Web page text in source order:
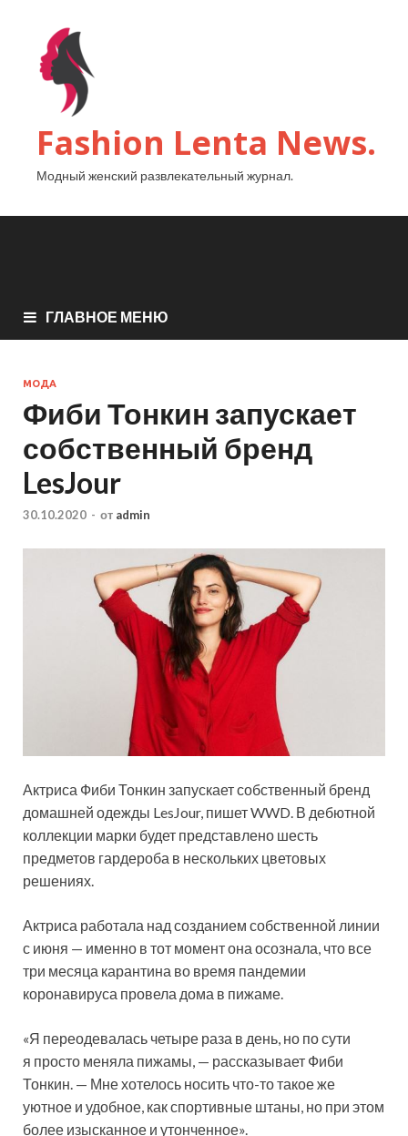
Fashion Lenta News.
Модный женский развлекательный журнал.
ГЛАВНОЕ МЕНЮ
МОДА
Фиби Тонкин запускает
собственный бренд
LesJour
30.10.2020 - от admin
Актриса Фиби Тонкин запускает собственный бренд
домашней одежды LesJour, пишет WWD. В дебютной
коллекции марки будет представлено шесть
предметов гардероба в нескольких цветовых
решениях.
Актриса работала над созданием собственной линии
с июня — именно в тот момент она осознала, что все
три месяца карантина во время пандемии
коронавируса провела дома в пижаме.
«Я переодевалась четыре раза в день, но по сути
я просто меняла пижамы, — рассказывает Фиби
Тонкин. — Мне хотелось носить что-то такое же
уютное и удобное, как спортивные штаны, но при этом
более изысканное и утонченное».